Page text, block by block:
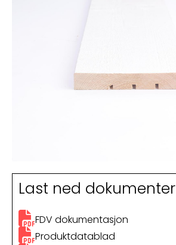
Last ned dokumenter
FDV dokumentasjon
Produktdatablad